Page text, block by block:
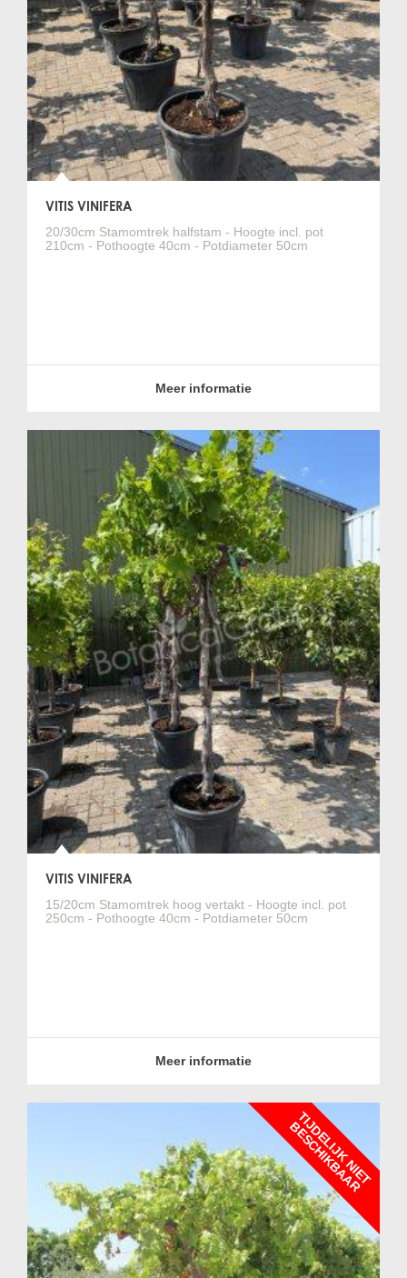
VITIS VINIFERA
20/30cm Stamomtrek halfstam - Hoogte incl. pot
210cm - Pothoogte 40cm - Potdiameter 50cm
Meer informatie
VITIS VINIFERA
15/20cm Stamomtrek hoog vertakt - Hoogte incl. pot
250cm - Pothoogte 40cm - Potdiameter 50cm
Meer informatie
T
I
J
D
E
L
I
J
K
N
I
E
T
B
E
S
C
H
I
K
B
A
A
R